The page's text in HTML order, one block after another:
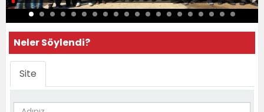
Neler Söylendi?
Site